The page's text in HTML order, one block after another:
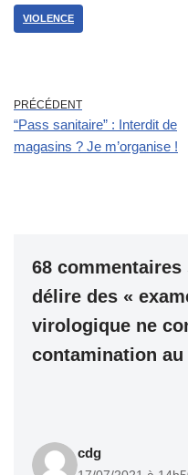
VIOLENCE
PRÉCÉDENT
“Pass sanitaire” : Interdit de
magasins ? Je m’organise !
68
délire des «
virologique ne
contamination au
cdg